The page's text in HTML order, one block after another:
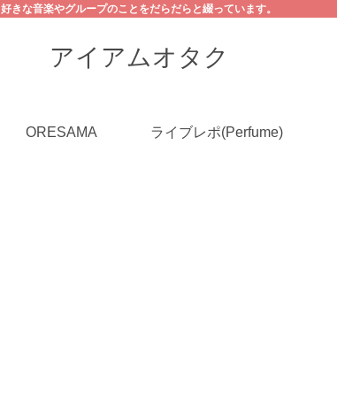
好きな音楽やグループのことをだらだらと綴っています。
アイアムオタク
ORESAMA ライブレポ(Perfume)